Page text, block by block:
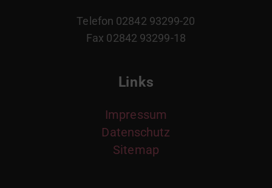
Telefon 02842 93299-20
Fax 02842 93299-18
Links
Impressum
Datenschutz
Sitemap